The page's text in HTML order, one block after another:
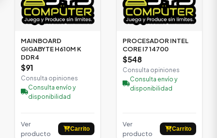
MAINBOARD
GIGABYTE H610M K
DDR4
$91
Consulta opiniones
Consulta envío y
disponibilidad
Ver
producto
Carrito
PROCESADOR INTEL
CORE I7 14700
$548
Consulta opiniones
Consulta envío y
disponibilidad
Ver
producto
Carrito